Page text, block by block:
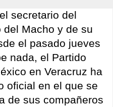
secretario del
Macho y de su
el pasado jueves
nada, el Partido
en Veracruz ha
oficial en el que se
de sus compañeros